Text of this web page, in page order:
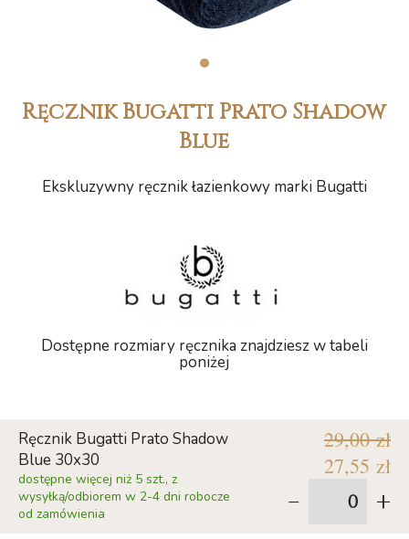
1
Ręcznik Bugatti Prato Shadow
Blue
Ekskluzywny ręcznik łazienkowy marki Bugatti
Dostępne rozmiary ręcznika znajdziesz w tabeli
poniżej
Ręcznik Bugatti Prato Shadow
Blue 30x30
dostępne więcej niż 5 szt., z
wysyłką/odbiorem w 2-4 dni robocze
od zamówienia
29,00 zł
27,55 zł
- +